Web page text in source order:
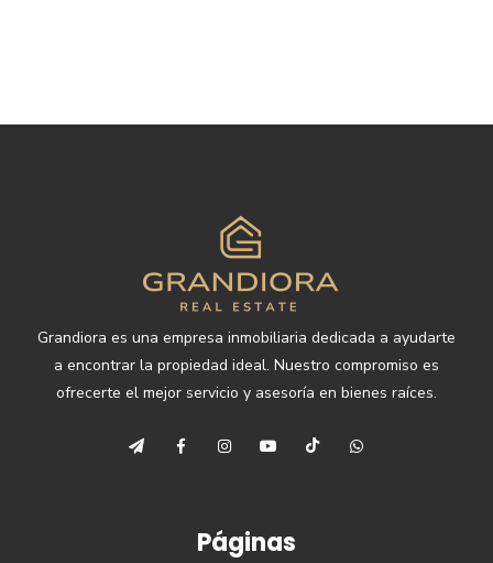
Grandiora es una empresa inmobiliaria dedicada a ayudarte
a encontrar la propiedad ideal. Nuestro compromiso es
ofrecerte el mejor servicio y asesoría en bienes raíces.
Páginas